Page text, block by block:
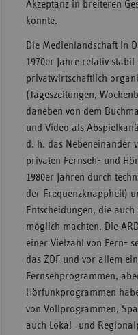
Akzeptanz in breiteren
konnte.
Die Medienlandschaft in
1970er Jahre relativ
privatwirtschaftlich
(Tageszeitungen,
daneben von dem
und Video als
d. h. das Nebeneinander
privaten Fernseh- und
1980er Jahren durch
der Frequenzknappheit)
Entscheidungen, die
möglich machten. Die
einer Vielzahl von Fern-
das ZDF und vor allem
Fernsehprogrammen,
Hörfunkprogrammen
von Vollprogrammen,
auch Lokal- und